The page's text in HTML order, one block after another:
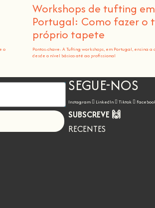
o
Workshops de tufting em
Portugal: Como fazer o
próprio tapete
Pontos-chave: A Tufting workshops, em Portugal, ensina
desde o nível básico até ao profissional
SEGUE-NOS
Instagram LinkedIn Tiktok
SUBSCREVE 🙌
RECENTES